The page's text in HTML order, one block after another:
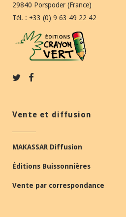
29840 Porspoder (France)
Tél. : +33 (0) 9 63 49 22 42
Vente et diffusion
MAKASSAR Diffusion
Éditions Buissonnières
Vente par correspondance